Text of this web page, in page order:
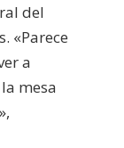
del
«Parece
a
mesa